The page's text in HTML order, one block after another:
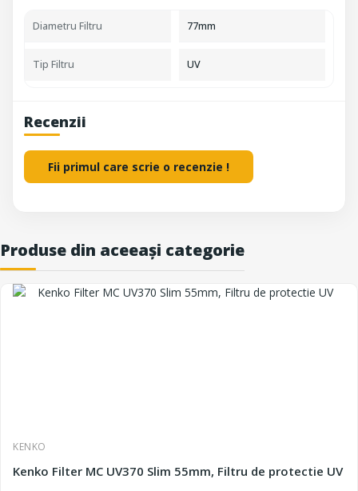
Diametru Filtru 77mm
Tip Filtru UV
Recenzii
Fii primul care scrie o recenzie !
Produse din aceeași categorie
KENKO
Kenko Filter MC UV370 Slim 55mm, Filtru de protectie UV